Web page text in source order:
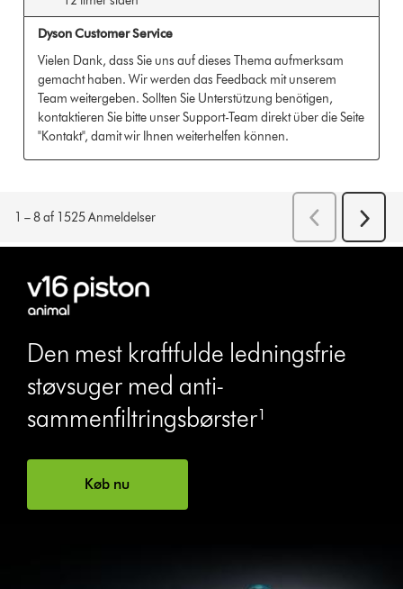
Den mest kraftfulde ledningsfrie
støvsuger med anti-
sammenfiltringsbørster¹
Køb nu